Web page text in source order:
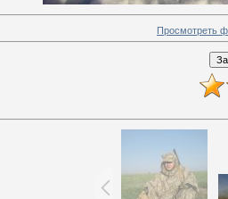
Просмотреть